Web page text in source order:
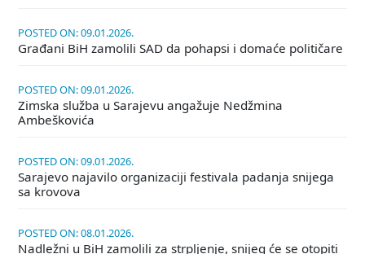
POSTED ON: 09.01.2026.
Građani BiH zamolili SAD da pohapsi i domaće političare
POSTED ON: 09.01.2026.
Zimska služba u Sarajevu angažuje Nedžmina
Ambeškovića
POSTED ON: 09.01.2026.
Sarajevo najavilo organizaciji festivala padanja snijega
sa krovova
POSTED ON: 08.01.2026.
Nadležni u BiH zamolili za strpljenje, snijeg će se otopiti